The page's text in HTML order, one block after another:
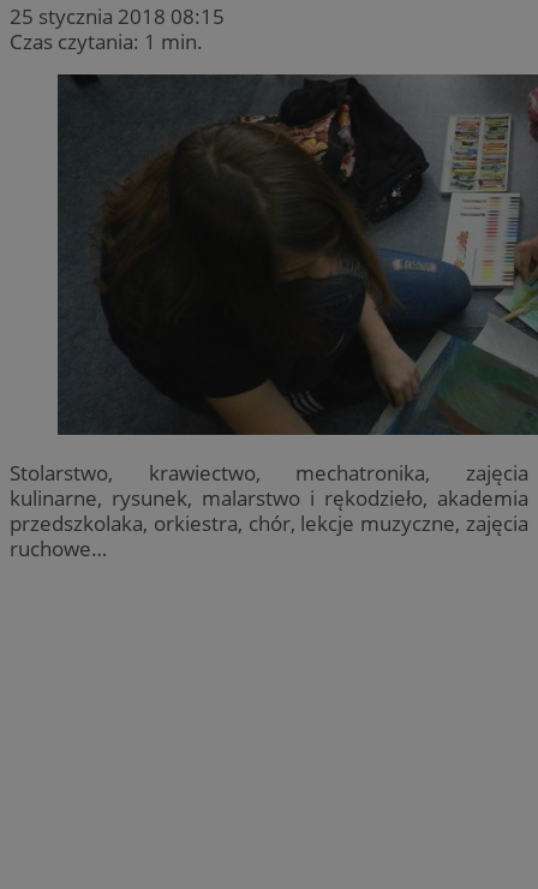
25 stycznia 2018 08:15
Czas czytania: 1 min.
Stolarstwo, krawiectwo, mechatronika, zajęcia
kulinarne, rysunek, malarstwo i rękodzieło, akademia
przedszkolaka, orkiestra, chór, lekcje muzyczne, zajęcia
ruchowe…